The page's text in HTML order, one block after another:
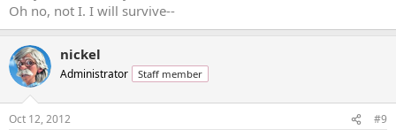
Oh no, not I. I will survive--
nickel
Administrator Staff member
Oct 12, 2012 #9